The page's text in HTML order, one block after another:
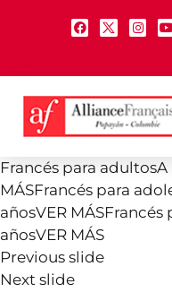
Francés para adultosA
MÁSFrancés para
añosVER
añosVER MÁS
Previous slide
Next slide